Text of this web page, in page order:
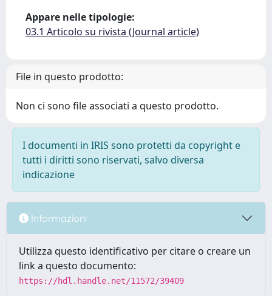
Appare nelle tipologie:
03.1 Articolo su rivista (Journal article)
File in questo prodotto:
Non ci sono file associati a questo prodotto.
I documenti in IRIS sono protetti da copyright e
tutti i diritti sono riservati, salvo diversa
indicazione
Informazioni
Utilizza questo identificativo per citare o creare un
link a questo documento:
https://hdl.handle.net/11572/39409